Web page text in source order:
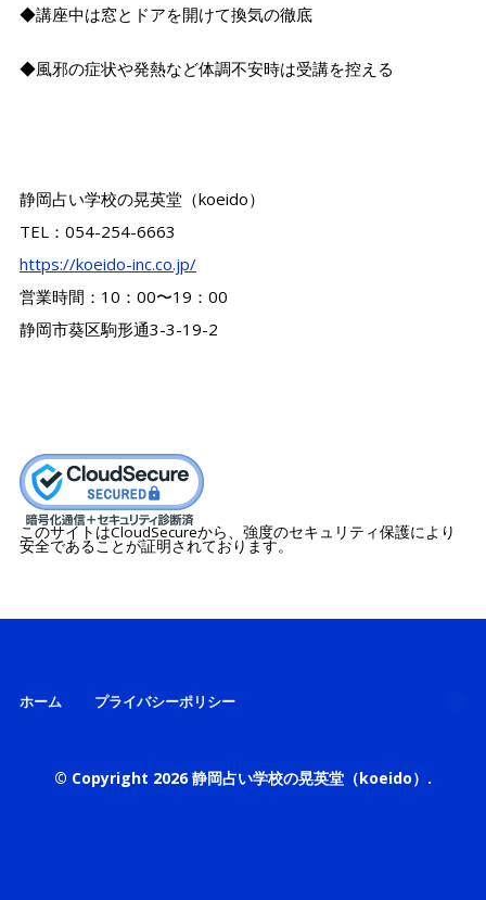
◆講座中は窓とドアを開けて換気の徹底
◆風邪の症状や発熱など体調不安時は受講を控える
静岡占い学校の晃英堂（koeido）
TEL：054-254-6663
https://koeido-inc.co.jp/
営業時間：10：00〜19：00
静岡市葵区駒形通3-3-19-2
このサイトはCloudSecureから、強度のセキュリティ保護により
安全であることが証明されております。
ホーム プライバシーポリシー
© Copyright 2026静岡占い学校の晃英堂（koeido） .